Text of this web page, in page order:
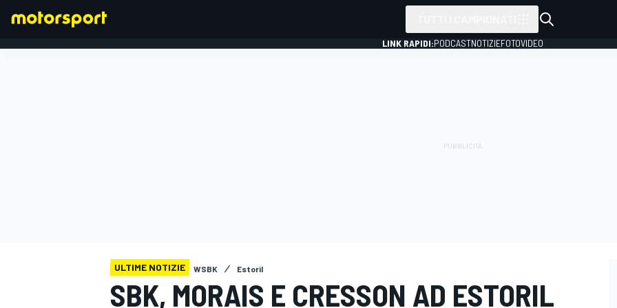
LINK RAPIDI:PODCASTNOTIZIEFOTOVIDEO
ULTIME NOTIZIE WSBK Estoril
SBK, MORAIS E CRESSON AD ESTORIL